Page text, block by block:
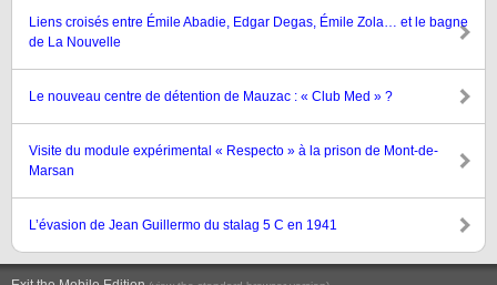
Liens croisés entre Émile Abadie, Edgar Degas, Émile Zola… et le bagne
de La Nouvelle
Le nouveau centre de détention de Mauzac : « Club Med » ?
Visite du module expérimental « Respecto » à la prison de Mont-de-
Marsan
L’évasion de Jean Guillermo du stalag 5 C en 1941